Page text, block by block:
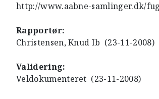
http://www.aabne-samlinger.dk/
Rapportør:
Christensen, Knud Ib (23-11-2008)
Validering:
Veldokumenteret (23-11-2008)